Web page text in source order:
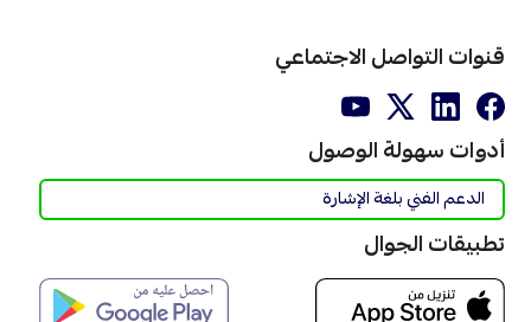
قنوات التواصل الاجتماعي
أدوات سهولة الوصول
الدعم الفني بلغة الإشارة
تطبيقات الجوال